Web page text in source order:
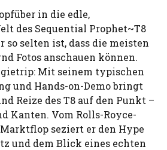
in die edle,
des Sequential Prophet~T8
so selten ist, dass die meisten
Fotos anschauen können.
Mit seinem typischen
und Hands-on-Demo bringt
Reize des T8 auf den Punkt –
Kanten. Vom Rolls-Royce-
seziert er den Hype
und dem Blick eines echten